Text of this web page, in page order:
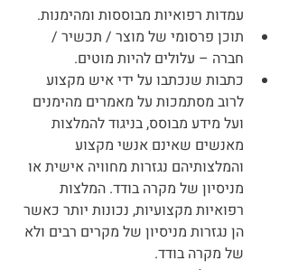
עמדות רפואיות מבוססות ומהימנות.
תוכן פרסומי של מוצר / תכשיר /
חברה – עלולים להיות מוטים.
כתבות שנכתבו על ידי איש מקצוע
לרוב מסתמכות על מאמרים מהימנים
ועל מידע מבוסס, בניגוד להמלצות
מאנשים שאינם אנשי מקצוע
והמלצותיהם נגזרות מחוויה אישית או
מניסיון של מקרה בודד. המלצות
רפואיות מקצועיות, נכונות יותר כאשר
הן נגזרות מניסיון של מקרים רבים ולא
של מקרה בודד.